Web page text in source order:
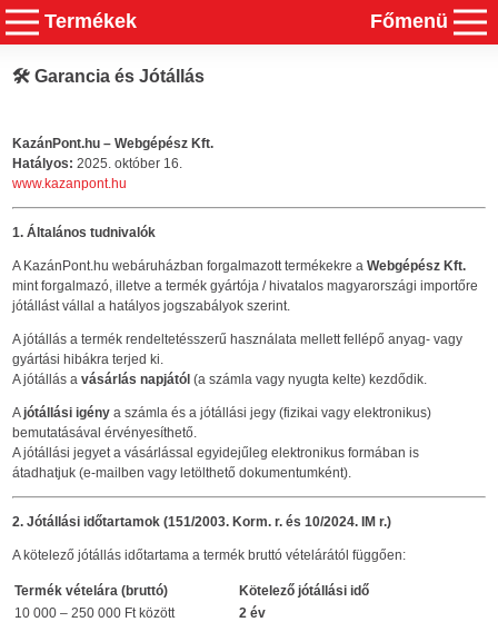
Termékek Főmenü
🛠️ Garancia és Jótállás
KazánPont.hu – Webgépész Kft.
Hatályos: 2025. október 16.
www.kazanpont.hu
1. Általános tudnivalók
A KazánPont.hu webáruházban forgalmazott termékekre aWebgépész Kft.
mint forgalmazó, illetve a termék gyártója / hivatalos magyarországi importőre
jótállást vállal a hatályos jogszabályok szerint.
A jótállás a termék rendeltetésszerű használata mellett fellépő anyag- vagy
gyártási hibákra terjed ki.
A jótállás avásárlás napjától (a számla vagy nyugta kelte) kezdődik.
Ajótállási igény a számla és a jótállási jegy (fizikai vagy elektronikus)
bemutatásával érvényesíthető.
A jótállási jegyet a vásárlással egyidejűleg elektronikus formában is
átadhatjuk (e-mailben vagy letölthető dokumentumként).
2. Jótállási időtartamok (151/2003. Korm. r. és 10/2024. IM r.)
A kötelező jótállás időtartama a termék bruttó vételárától függően:
Termék vételára (bruttó)
Kötelező jótállási idő
10 000 – 250 000 Ft között
2 év